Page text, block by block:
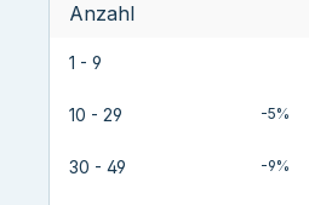
Anzahl
1 - 9
10 - 29 -5%
30 - 49 -9%